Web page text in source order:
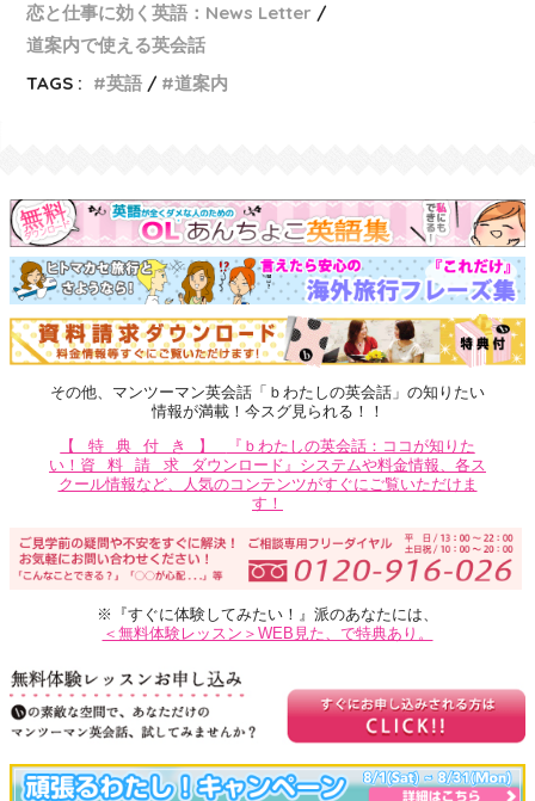
恋と仕事に効く英語：News Letter
道案内で使える英会話
TAGS :
英語 道案内
その他、マンツーマン英会話「ｂわたしの英会話」の知りたい
情報が満載！今スグ見られる！！
【特典付き】
『ｂわたしの英会話：ココが知りた
い！ 資料請求 ダウンロード』システムや料金情報、各ス
クール情報など、人気のコンテンツがすぐにご覧いただけま
す！
※『すぐに体験してみたい！』派のあなたには、
＜無料体験レッスン＞WEB見た、で特典あり。